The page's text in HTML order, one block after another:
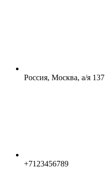
Россия, Москва, а/я 137
+7123456789